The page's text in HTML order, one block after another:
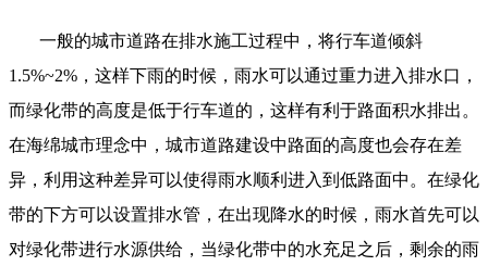
一般的城市道路在排水施工过程中，将行车道倾斜
1.5%~2%，这样下雨的时候，雨水可以通过重力进入排水口，
而绿化带的高度是低于行车道的，这样有利于路面积水排出。
在海绵城市理念中，城市道路建设中路面的高度也会存在差
异，利用这种差异可以使得雨水顺利进入到低路面中。在绿化
带的下方可以设置排水管，在出现降水的时候，雨水首先可以
对绿化带进行水源供给，当绿化带中的水充足之后，剩余的雨